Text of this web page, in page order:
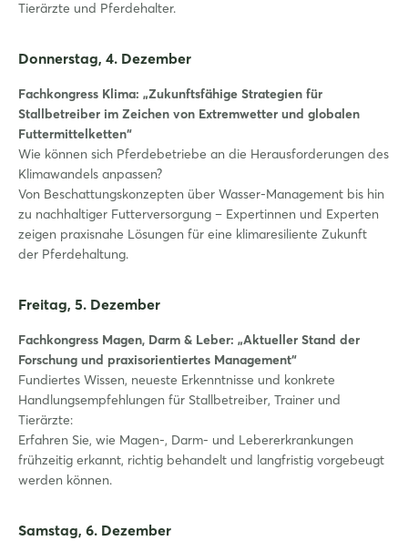
Tierärzte und Pferdehalter.
Donnerstag, 4. Dezember
Fachkongress Klima: „Zukunftsfähige Strategien für
Stallbetreiber im Zeichen von Extremwetter und globalen
Futtermittelketten“
Wie können sich Pferdebetriebe an die Herausforderungen des
Klimawandels anpassen?
Von Beschattungskonzepten über Wasser-Management bis hin
zu nachhaltiger Futterversorgung – Expertinnen und Experten
zeigen praxisnahe Lösungen für eine klimaresiliente Zukunft
der Pferdehaltung.
Freitag, 5. Dezember
Fachkongress Magen, Darm & Leber: „Aktueller Stand der
Forschung und praxisorientiertes Management“
Fundiertes Wissen, neueste Erkenntnisse und konkrete
Handlungsempfehlungen für Stallbetreiber, Trainer und
Tierärzte:
Erfahren Sie, wie Magen-, Darm- und Lebererkrankungen
frühzeitig erkannt, richtig behandelt und langfristig vorgebeugt
werden können.
Samstag, 6. Dezember
Login